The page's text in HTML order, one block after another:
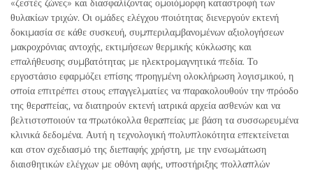
«ζεστές ζώνες» και διασφαλίζοντας ομοιόμορφη καταστροφή των
θυλακίων τριχών. Οι ομάδες ελέγχου ποιότητας διενεργούν εκτενή
δοκιμασία σε κάθε συσκευή, συμπεριλαμβανομένων αξιολογήσεων
μακροχρόνιας αντοχής, εκτιμήσεων θερμικής κύκλωσης και
επαλήθευσης συμβατότητας με ηλεκτρομαγνητικά πεδία. Το
εργοστάσιο εφαρμόζει επίσης προηγμένη ολοκλήρωση λογισμικού, η
οποία επιτρέπει στους επαγγελματίες να παρακολουθούν την πρόοδο
της θεραπείας, να διατηρούν εκτενή ιατρικά αρχεία ασθενών και να
βελτιστοποιούν τα πρωτόκολλα θεραπείας με βάση τα συσσωρευμένα
κλινικά δεδομένα. Αυτή η τεχνολογική πολυπλοκότητα επεκτείνεται
και στον σχεδιασμό της διεπαφής χρήστη, με την ενσωμάτωση
διαισθητικών ελέγχων με οθόνη αφής, υποστήριξης πολλαπλών